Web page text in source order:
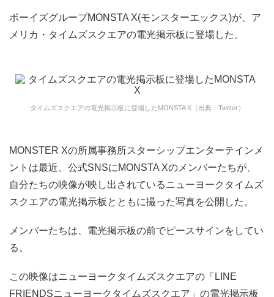
ボーイズグループMONSTA X(モンスターエックス)が、ア
メリカ・タイムズスクエアの電光掲示板に登場した。
タイムズスクエアの電光掲示板に登場したMONSTA X（出典：Twitter）
MONSTER Xの所属事務所スターシップエンターテインメ
ントは最近、公式SNSにMONSTA Xのメンバーたちが、
自分たちの映像が映し出されているニューヨークタイムズ
スクエアの電光掲示板とともに撮った写真を公開した。
メンバーたちは、電光掲示板の前でピースサインをしてい
る。
この映像はニューヨークタイムズスクエアの「LINE
FRIENDSニューヨークタイムズスクエア」の電光掲示板